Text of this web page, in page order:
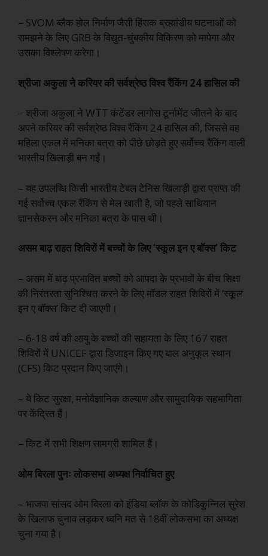
– SVOM ब्लैक होल निर्माण जैसी हिंसक ब्रह्मांडीय घटनाओं को
समझने के लिए GRB के विद्युत-चुंबकीय विकिरण को मापेगा और
उसका विश्लेषण करेगा।
श्रीजा अकुला ने करियर की सर्वश्रेष्ठ विश्व रैंकिंग 24 हासिल की
– श्रीजा अकुला ने WTT कंटेंडर लागोस टूर्नामेंट जीतने के बाद
अपने करियर की सर्वश्रेष्ठ विश्व रैंकिंग 24 हासिल की, जिससे वह
महिला एकल में मनिका बत्रा को पीछे छोड़ते हुए सर्वोच्च रैंकिंग वाली
भारतीय खिलाड़ी बन गईं।
– यह उपलब्धि किसी भारतीय टेबल टेनिस खिलाड़ी द्वारा प्राप्त की
गई सर्वोच्च एकल रैंकिंग से मेल खाती है, जो पहले साथियान
ज्ञानसेकरन और मनिका बत्रा के पास थी।
असम बाढ़ राहत शिविरों में बच्चों के लिए ‘स्कूल इन ए बॉक्स’ किट
– असम में बाढ़ प्रभावित बच्चों को आपदा के प्रभावों के बीच शिक्षा
की निरंतरता सुनिश्चित करने के लिए मॉडल राहत शिविरों में ‘स्कूल
इन ए बॉक्स’ किट दी जाएगी।
– 6-18 वर्ष की आयु के बच्चों की सहायता के लिए 167 राहत
शिविरों में UNICEF द्वारा डिजाइन किए गए बाल अनुकूल स्थान
(CFS) किट प्रदान किए जाएंगे।
– ये किट सुरक्षा, मनोवैज्ञानिक कल्याण और सामुदायिक सहभागिता
पर केंद्रित हैं।
– किट में सभी शिक्षण सामग्री शामिल हैं।
ओम बिरला पुनः लोकसभा अध्यक्ष निर्वाचित हुए
– भाजपा सांसद ओम बिरला को इंडिया ब्लॉक के कोडिकुन्निल सुरेश
के खिलाफ चुनाव लड़कर ध्वनि मत से 18वीं लोकसभा का अध्यक्ष
चुना गया है।